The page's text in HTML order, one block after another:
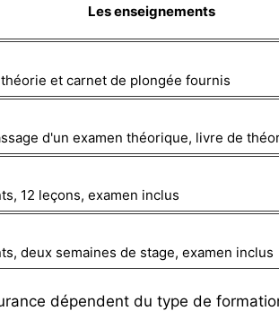
Les enseignements
et carnet de plongée fournis
d'un examen théorique, livre de
12 leçons, examen inclus
deux semaines de stage, examen inclus
dépendent du type de